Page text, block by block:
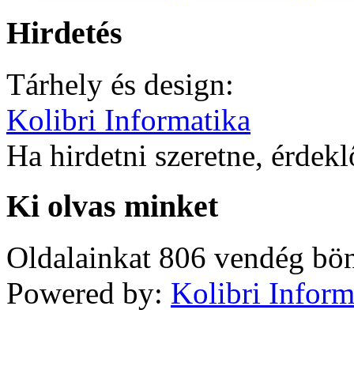
Hirdetés
Tárhely és design:
Kolibri Informatika
Ha hirdetni szeretne,
Ki olvas minket
Oldalainkat 806 vendég
Powered by: Kolibri